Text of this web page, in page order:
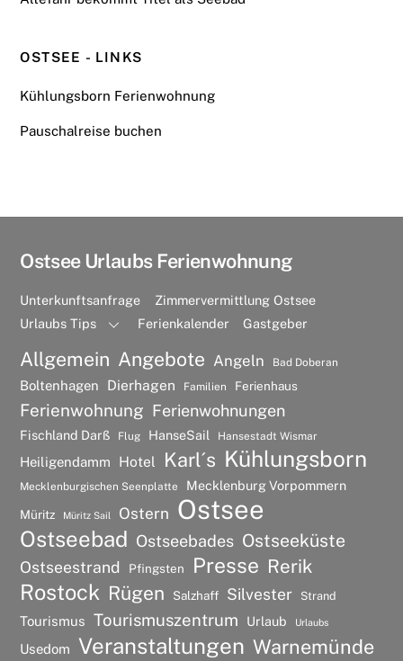
OSTSEE - LINKS
Kühlungsborn Ferienwohnung
Pauschalreise buchen
Ostsee Urlaubs Ferienwohnung
Unterkunftsanfrage
Zimmervermittlung Ostsee
Urlaubs Tips
Ferienkalender Gastgeber
Allgemein Angebote Angeln Bad Doberan
Boltenhagen Dierhagen Familien Ferienhaus
Ferienwohnung Ferienwohnungen
Fischland Darß Flug HanseSail Hansestadt Wismar
Heiligendamm Hotel Karl´s Kühlungsborn
Mecklenburgischen Seenplatte Mecklenburg Vorpommern
Müritz Müritz Sail Ostern Ostsee
Ostseebad Ostseebades Ostseeküste
Ostseestrand Pfingsten Presse Rerik
Rostock Rügen Salzhaff Silvester Strand
Tourismus Tourismuszentrum Urlaub Urlaubs
Usedom Veranstaltungen Warnemünde